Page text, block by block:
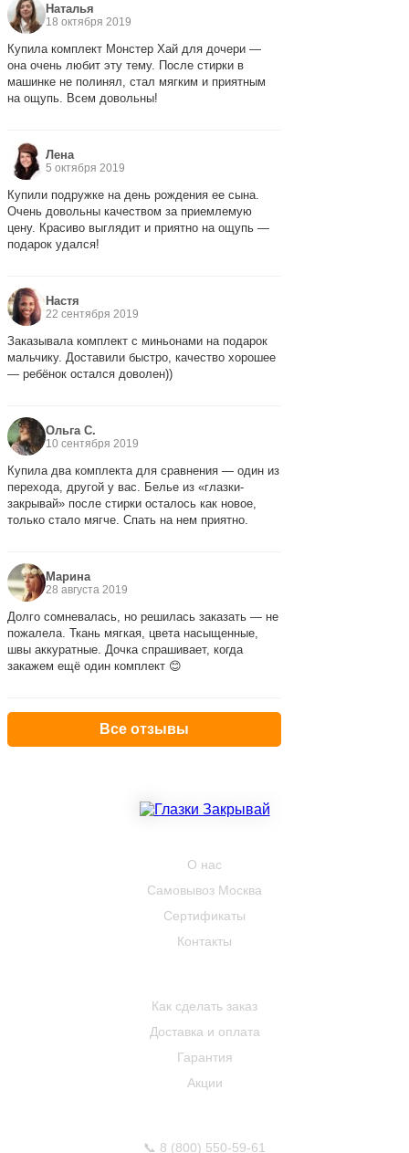
Наталья
18 октября 2019
Купила комплект Монстер Хай для дочери —
она очень любит эту тему. После стирки в
машинке не полинял, стал мягким и приятным
на ощупь. Всем довольны!
Лена
5 октября 2019
Купили подружке на день рождения ее сына.
Очень довольны качеством за приемлемую
цену. Красиво выглядит и приятно на ощупь —
подарок удался!
Настя
22 сентября 2019
Заказывала комплект с миньонами на подарок
мальчику. Доставили быстро, качество хорошее
— ребёнок остался доволен))
Ольга С.
10 сентября 2019
Купила два комплекта для сравнения — один из
перехода, другой у вас. Белье из «глазки-
закрывай» после стирки осталось как новое,
только стало мягче. Спать на нем приятно.
Марина
28 августа 2019
Долго сомневалась, но решилась заказать — не
пожалела. Ткань мягкая, цвета насыщенные,
швы аккуратные. Дочка спрашивает, когда
закажем ещё один комплект 😊
Все отзывы
О нас
Самовывоз Москва
Сертификаты
Контакты
Как сделать заказ
Доставка и оплата
Гарантия
Акции
📞 8 (800) 550-59-61